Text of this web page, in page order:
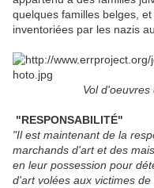
quelques familles belges,
inventoriées par les nazis
Vol d'oeuvres
"RESPONSABILITÉ"
"Il est maintenant de la
marchands d'art et des
en leur possession pour
d'art volées aux victimes